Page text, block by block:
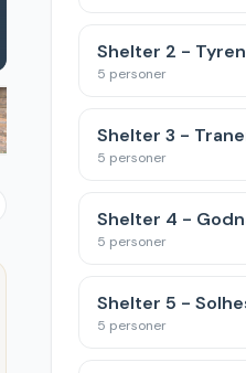
Shelter 2 - Tyren
5 personer
Shelter 3 -
5 personer
Shelter 4 -
5 personer
Shelter 5 -
5 personer